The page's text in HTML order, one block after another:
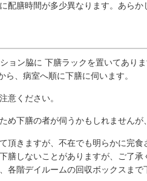
配膳時間が多少異なります。あらか
ョン脇に 下膳ラックを置いてあり
、病室へ順に下膳に伺います。
意ください。
め下膳の者が伺うかもしれませんが
頂きますが、不在でも明らかに完
膳しないことがありますが、ご了
各階デイルームの回収ボックスま